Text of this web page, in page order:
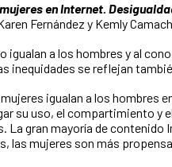
en Internet.
Fernández y Kemly
igualan a los hombres y al
inequidades se reflejan
igualan a los hombres
su uso, el compartimiento y
La gran mayoría de contenido
las mujeres son más